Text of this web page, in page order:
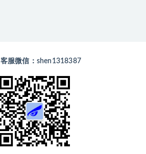
客服微信：shen1318387